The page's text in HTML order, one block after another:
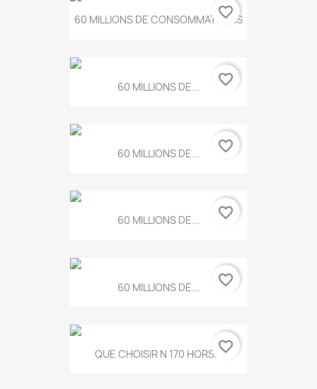
60 MILLIONS DE CONSOMMATEURS
favorite_border
60 MILLIONS DE... favorite_border
60 MILLIONS DE... favorite_border
60 MILLIONS DE... favorite_border
60 MILLIONS DE... favorite_border
QUE CHOISIR N 170 HORS...favorite_border